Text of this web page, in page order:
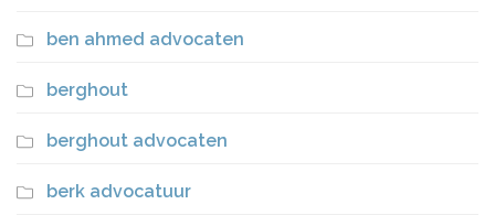
ben ahmed advocaten
berghout
berghout advocaten
berk advocatuur